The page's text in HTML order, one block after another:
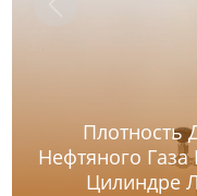
Плотность
Нефтяного
Цилиндре